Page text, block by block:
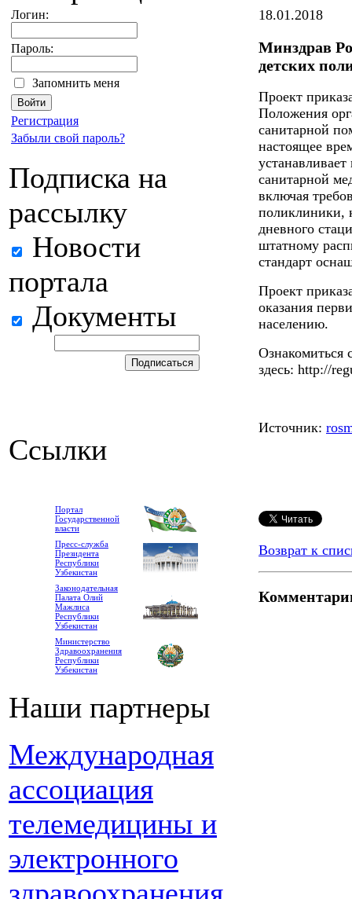
Логин:
Пароль:
Запомнить меня
Регистрация
Забыли свой пароль?
Подписка на
рассылку
Новости
портала
Документы
Ссылки
Портал
Государственной
власти
Пресс-служба
Президента
Республики
Узбекистан
Законодательная
Палата Олий
Мажлиса
Республики
Узбекистан
Министерство
Здравоохранения
Республики
Узбекистан
Наши партнеры
Международная
ассоциация
телемедицины и
электронного
18.01.2018
Минздрав
детских
Проект
Положения
санитарной
настоящее
санитарной
включая
поликлиники,
дневного
штатному
стандарт
Проект
оказания
населению.
Ознакомиться
здесь: http://
Источник:
Возврат к